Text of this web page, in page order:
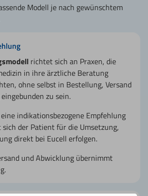
Modell je nach gewünschtem
richtet sich an Praxen, die
in ihre ärztliche Beratung
ohne selbst in Bestellung, Versand
zu sein.
indikationsbezogene Empfehlung
sich der Patient für die Umsetzung,
direkt bei Eucell erfolgen.
und Abwicklung übernimmt